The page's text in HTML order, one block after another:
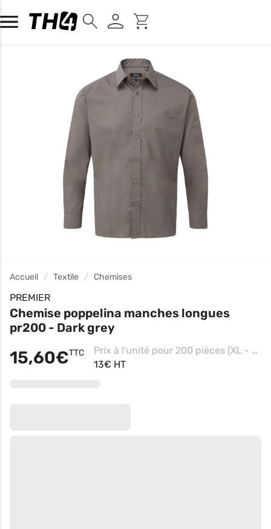
Accueil Textile Chemises
PREMIER
Chemise poppelina manches longues
pr200 - Dark grey
15,60€TTC
Prix à l'unité pour 200 pièces (XL - Royal)
13€ HT